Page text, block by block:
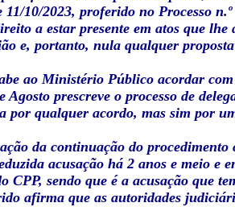
11/10/2023, proferido no Processo
a estar presente em atos que
e, portanto, nula qualquer
ao Ministério Público acordar
Agosto prescreve o processo de
por qualquer acordo, mas sim por
da continuação do
acusação há 2 anos e meio e
CPP, sendo que é a acusação que
afirma que as autoridades